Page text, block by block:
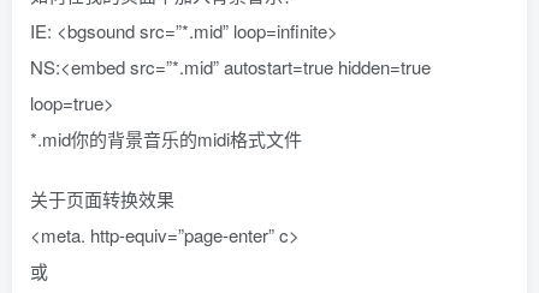
IE: <bgsound src=”*.mid” loop=infinite>
NS:<embed src=”*.mid” autostart=true hidden=true
loop=true>
*.mid你的背景音乐的midi格式文件
关于页面转换效果
<meta. http-equiv=”page-enter” c>
或